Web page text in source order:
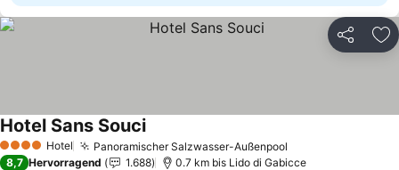
Teilen
4 Sterne Hotel Panoramischer Salzwasser-Außenpool
Hotel Sans SouciPreise sehen
8,7 Hervorragend 1.688 0.7 km bis Lido di Gabicce